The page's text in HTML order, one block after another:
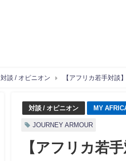
対談 / オピニオン 【アフリカ若手対談
対談 / オピニオン MY
JOURNEY ARMOUR
【アフリカ若